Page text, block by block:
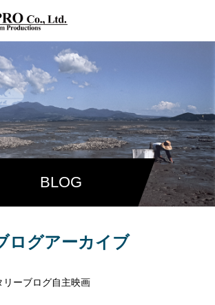
BLOG
ログアーカイブ
リーブログ自主映画